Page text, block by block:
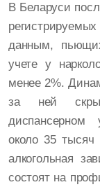
В Беларуси
данным,
учете у
менее 2%.
за ней
диспансерном
около 35 тысяч
алкогольная
состоят на